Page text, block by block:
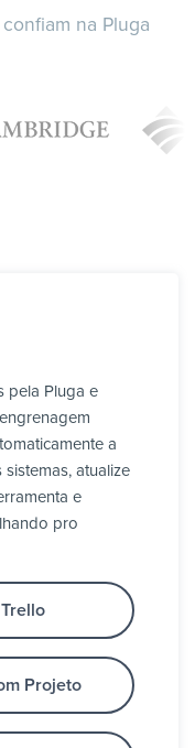
na Pluga
pela Pluga e
a
atualize
e
pro
Projeto